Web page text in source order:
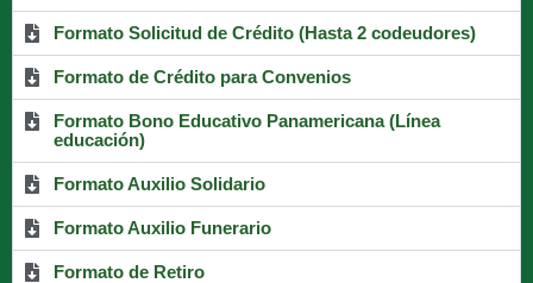
Formato Solicitud de Crédito (Hasta 2 codeudores)
Formato de Crédito para Convenios
Formato Bono Educativo Panamericana (Línea
educación)
Formato Auxilio Solidario
Formato Auxilio Funerario
Formato de Retiro